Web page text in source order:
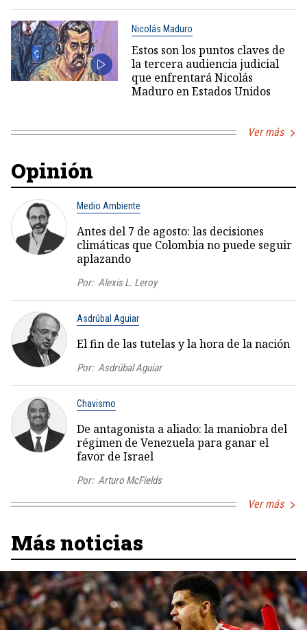
Nicolás Maduro
Estos son los puntos claves de
la tercera audiencia judicial
que enfrentará Nicolás
Maduro en Estados Unidos
Ver más
Opinión
Medio Ambiente
Antes del 7 de agosto: las decisiones
climáticas que Colombia no puede seguir
aplazando
Por: Alexis L. Leroy
Asdrúbal Aguiar
El fin de las tutelas y la hora de la nación
Por: Asdrúbal Aguiar
Chavismo
De antagonista a aliado: la maniobra del
régimen de Venezuela para ganar el
favor de Israel
Por: Arturo McFields
Ver más
Más noticias